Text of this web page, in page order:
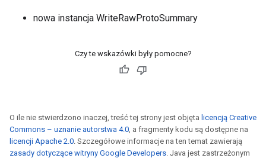
nowa instancja WriteRawProtoSummary
Czy te wskazówki były pomocne?
O ile nie stwierdzono inaczej, treść tej strony jest objęta licencją Creative
Commons – uznanie autorstwa 4.0, a fragmenty kodu są dostępne na
licencji Apache 2.0. Szczegółowe informacje na ten temat zawierają
zasady dotyczące witryny Google Developers. Java jest zastrzeżonym